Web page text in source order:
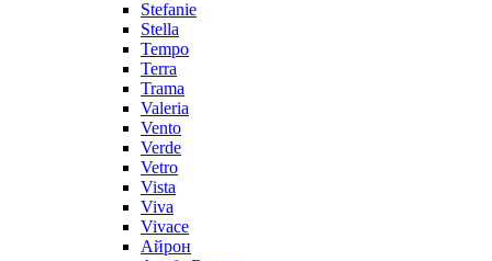
Stefanie
Stella
Tempo
Terra
Trama
Valeria
Vento
Verde
Vetro
Vista
Viva
Vivace
Айрон